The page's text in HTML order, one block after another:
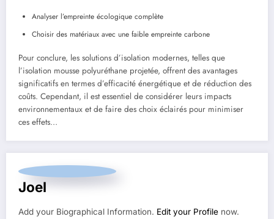
Analyser l’empreinte écologique complète
Choisir des matériaux avec une faible empreinte carbone
Pour conclure, les solutions d’isolation modernes, telles que
l’isolation mousse polyuréthane projetée, offrent des avantages
significatifs en termes d’efficacité énergétique et de réduction des
coûts. Cependant, il est essentiel de considérer leurs impacts
environnementaux et de faire des choix éclairés pour minimiser
ces effets…
Joel
Add your Biographical Information. Edit your Profile now.